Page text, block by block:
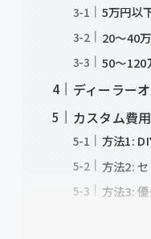
5万円以
20〜40
50〜120
ディーラー
カスタム費
方法1:
方法2:
方法3: